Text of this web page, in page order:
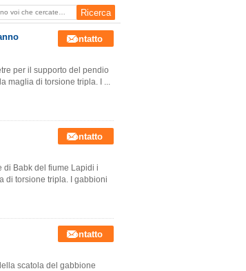
Contatto
per il supporto del pendio
maglia di torsione tripla. I ...
Contatto
di Babk del fiume Lapidi i
di torsione tripla. I gabbioni
Contatto
scatola del gabbione